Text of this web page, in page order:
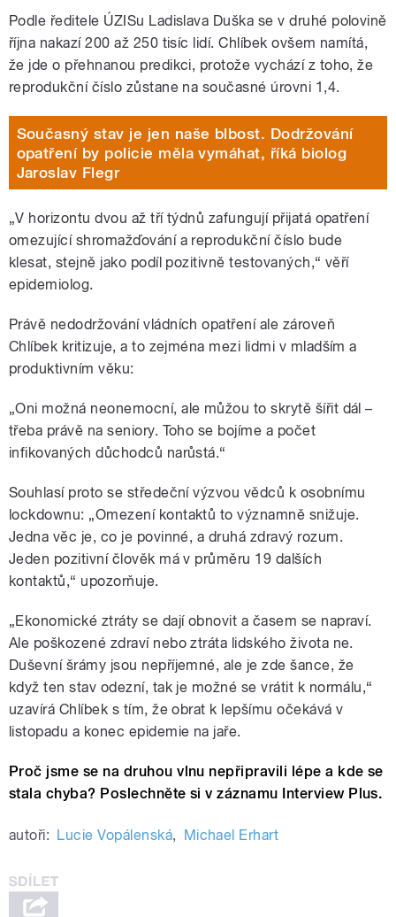
Podle ředitele ÚZISu Ladislava Duška se v druhé polovině
října nakazí 200 až 250 tisíc lidí. Chlíbek ovšem namítá,
že jde o přehnanou predikci, protože vychází z toho, že
reprodukční číslo zůstane na současné úrovni 1,4.
Současný stav je jen naše blbost. Dodržování
opatření by policie měla vymáhat, říká biolog
Jaroslav Flegr
„V horizontu dvou až tří týdnů zafungují přijatá opatření
omezující shromažďování a reprodukční číslo bude
klesat, stejně jako podíl pozitivně testovaných,“ věří
epidemiolog.
Právě nedodržování vládních opatření ale zároveň
Chlíbek kritizuje, a to zejména mezi lidmi v mladším a
produktivním věku:
„Oni možná neonemocní, ale můžou to skrytě šířit dál –
třeba právě na seniory. Toho se bojíme a počet
infikovaných důchodců narůstá.“
Souhlasí proto se středeční výzvou vědců k osobnímu
lockdownu: „Omezení kontaktů to významně snižuje.
Jedna věc je, co je povinné, a druhá zdravý rozum.
Jeden pozitivní člověk má v průměru 19 dalších
kontaktů,“ upozorňuje.
„Ekonomické ztráty se dají obnovit a časem se napraví.
Ale poškozené zdraví nebo ztráta lidského života ne.
Duševní šrámy jsou nepříjemné, ale je zde šance, že
když ten stav odezní, tak je možné se vrátit k normálu,“
uzavírá Chlíbek s tím, že obrat k lepšímu očekává v
listopadu a konec epidemie na jaře.
Proč jsme se na druhou vlnu nepřipravili lépe a kde se
stala chyba? Poslechněte si v záznamu Interview Plus.
autoři: Lucie Vopálenská, Michael Erhart